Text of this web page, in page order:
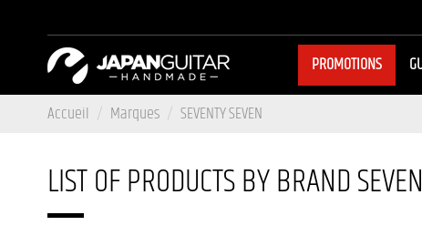
PROMOTIONS
Accueil
Marques SEVENTY SEVEN
LIST OF PRODUCTS BY BRAND